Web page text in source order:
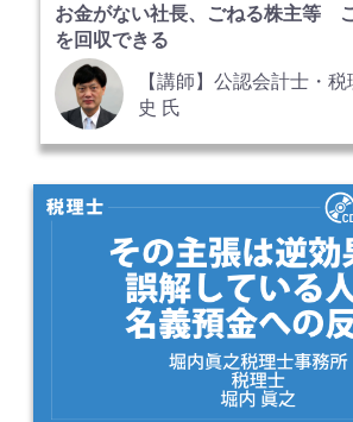
お金がない社長、ごねる株主等
を回収できる
【講師】公認会計士・
史 氏